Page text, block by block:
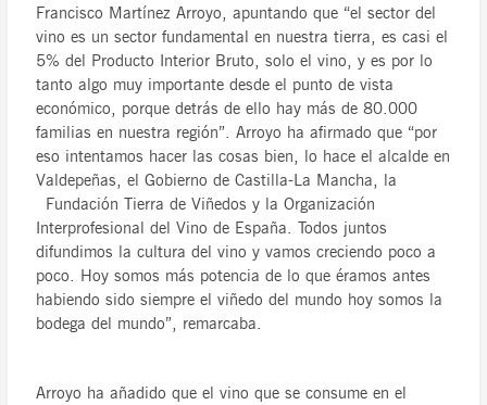
Francisco Martínez Arroyo, apuntando que “el sector del
vino es un sector fundamental en nuestra tierra, es casi el
5% del Producto Interior Bruto, solo el vino, y es por lo
tanto algo muy importante desde el punto de vista
económico, porque detrás de ello hay más de 80.000
familias en nuestra región”. Arroyo ha afirmado que “por
eso intentamos hacer las cosas bien, lo hace el alcalde en
Valdepeñas, el Gobierno de Castilla-La Mancha, la
Fundación Tierra de Viñedos y la Organización
Interprofesional del Vino de España. Todos juntos
difundimos la cultura del vino y vamos creciendo poco a
poco. Hoy somos más potencia de lo que éramos antes
habiendo sido siempre el viñedo del mundo hoy somos la
bodega del mundo”, remarcaba.
Arroyo ha añadido que el vino que se consume en el